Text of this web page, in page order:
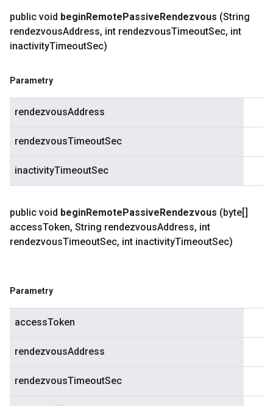
public void beginRemotePassiveRendezvous (String
rendezvousAddress, int rendezvousTimeoutSec, int
inactivityTimeoutSec)
Parametry
rendezvousAddress
rendezvousTimeoutSec
inactivityTimeoutSec
public void beginRemotePassiveRendezvous (byte[]
accessToken, String rendezvousAddress, int
rendezvousTimeoutSec, int inactivityTimeoutSec)
Parametry
accessToken
rendezvousAddress
rendezvousTimeoutSec